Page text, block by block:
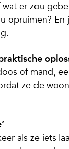
wat er zou
opruimen?
of mand,
ze de
als ze iets